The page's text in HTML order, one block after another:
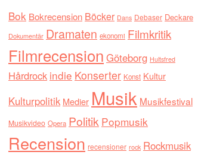
Bok Bokrecension Böcker Dans Debaser Deckare
Dokumentär Dramaten ekonomi Filmkritik
Filmrecension Göteborg Hultsfred
Hårdrock indie Konserter Konst Kultur
Kulturpolitik Medier Musik Musikfestival
Musikvideo Opera Politik Popmusik
Recension recensioner rock Rockmusik